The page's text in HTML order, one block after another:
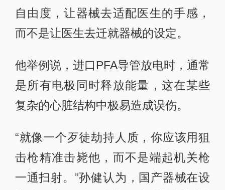
自由度，让器械去适配医生的手感，
而不是让医生去迁就器械的设定。
他举例说，进口PFA导管放电时，通常
是所有电极同时释放能量，这在某些
复杂的心脏结构中极易造成误伤。
“就像一个歹徒劫持人质，你应该用狙
击枪精准击毙他，而不是端起机关枪
一通扫射。”孙健认为，国产器械在设